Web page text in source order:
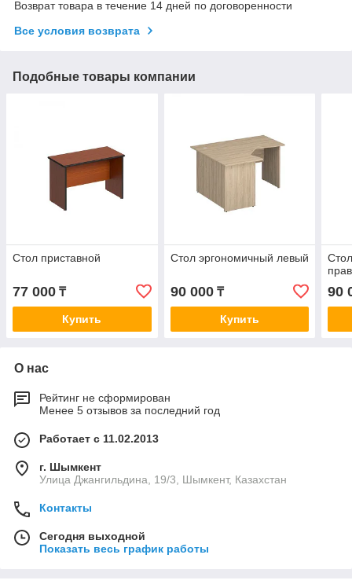
Возврат товара в течение 14 дней по договоренности
Все условия возврата
Подобные товары компании
Стол приставной
77 000 ₸
Купить
Стол эргономичный левый
90 000₸
Купить
90
О нас
Рейтинг не сформирован
Менее 5 отзывов за последний год
Работает с 11.02.2013
г. Шымкент
Улица Джангильдина, 19/3, Шымкент, Казахстан
Контакты
Сегодня выходной
Показать весь график работы